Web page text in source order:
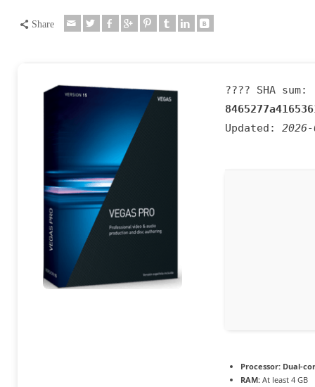
Share
???? SHA sum:
Updated:
Processor: Dual-
RAM: At least 4 GB